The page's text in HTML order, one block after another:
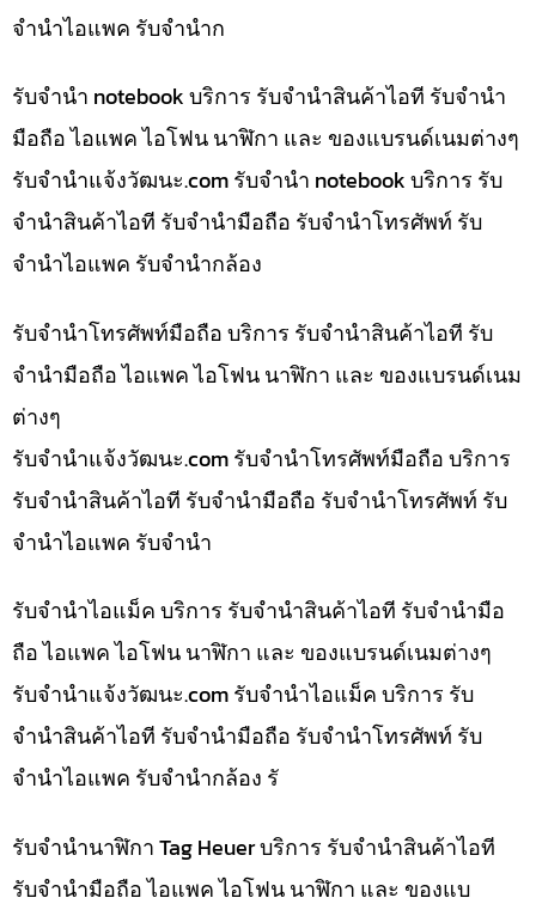
จำนำไอแพค รับจำนำก
รับจำนำ notebook บริการ รับจำนำสินค้าไอที รับจำนำ
มือถือ ไอแพค ไอโฟน นาฬิกา และ ของแบรนด์เนมต่างๆ
รับจํานําแจ้งวัฒนะ.com รับจำนำ notebook บริการ รับ
จำนำสินค้าไอที รับจำนำมือถือ รับจำนำโทรศัพท์ รับ
จำนำไอแพค รับจำนำกล้อง
รับจำนำโทรศัพท์มือถือ บริการ รับจำนำสินค้าไอที รับ
จำนำมือถือ ไอแพค ไอโฟน นาฬิกา และ ของแบรนด์เนม
ต่างๆ
รับจํานําแจ้งวัฒนะ.com รับจำนำโทรศัพท์มือถือ บริการ
รับจำนำสินค้าไอที รับจำนำมือถือ รับจำนำโทรศัพท์ รับ
จำนำไอแพค รับจำนำ
รับจำนำไอแม็ค บริการ รับจำนำสินค้าไอที รับจำนำมือ
ถือ ไอแพค ไอโฟน นาฬิกา และ ของแบรนด์เนมต่างๆ
รับจํานําแจ้งวัฒนะ.com รับจำนำไอแม็ค บริการ รับ
จำนำสินค้าไอที รับจำนำมือถือ รับจำนำโทรศัพท์ รับ
จำนำไอแพค รับจำนำกล้อง รั
รับจำนำนาฬิกา Tag Heuer บริการ รับจำนำสินค้าไอที
รับจำนำมือถือ ไอแพค ไอโฟน นาฬิกา และ ของแบ